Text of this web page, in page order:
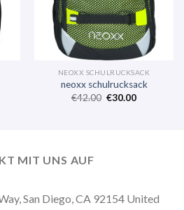
NEOXX SCHULRUCKSACK
neoxx schulrucksack
€42.00 €30.00
MIT UNS AUF
San Diego, CA 92154 United